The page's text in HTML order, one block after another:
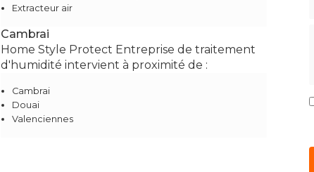
Extracteur air
Cambrai
Home Style Protect Entreprise de traitement
d'humidité intervient à proximité de :
Cambrai
Douai
Valenciennes